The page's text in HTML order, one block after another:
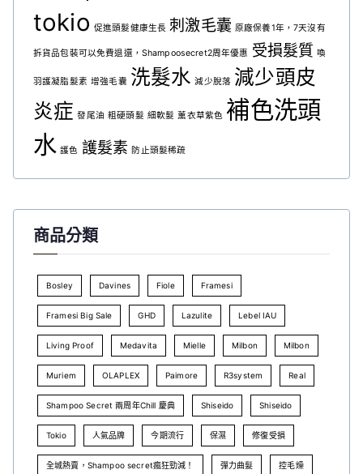
tokio 促進頭髮健康生長 刺激毛囊 原廠保養1年，7天沒有
拆貨品包裝可以免費退還，Shampoosecret2周年優惠 受損髮質 喚
羽護凝脂髮素 增強毛囊 洗髮水 減少脫落 減少頭皮
炎症 發尾油 粗硬頭髮 細軟髮 薰衣草紫色 補色洗頭
水 護色 護髮素 防止頭髮稀疏
商品分類
Bosley Davines Fiole Framesi
Framesi Big Sale GHD Lazulite Lebel IAU
Living Proof Medavita Mielle Milbon Milbon
Muriem OLAPLEX Paimore R3system Real
Shampoo Secret 兩周年Chill 慶典 Shiseido Shiseido
Tokio 人氣品牌 今期流行 保濕 修復受損
全城熱賣，Shampoo secret瘋狂勁減！ 彈力曲髮 控毛燥